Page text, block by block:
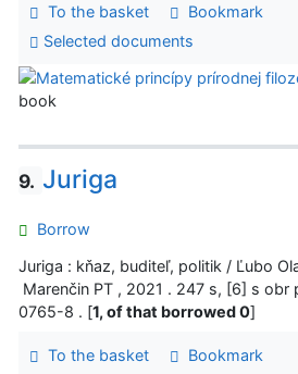
To the basket
Bookmark
Selected documents
book
9. Juriga
Borrow
Juriga : kňaz, buditeľ, politik / Ľubo
Marenčin PT , 2021 . 247 s, [6] s
0765-8 . [1, of that borrowed 0]
To the basket
Bookmark